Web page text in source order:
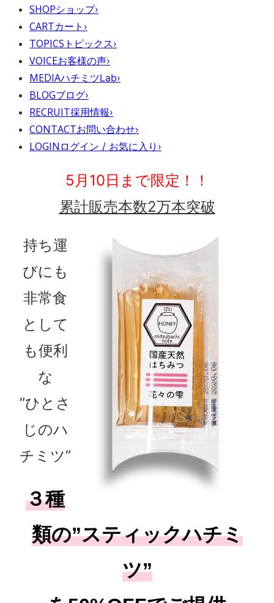
SHOPショップ›
CARTカート ›
TOPICS トピックス›
VOICEお客様の声›
MEDIAハチミツLab›
BLOGブログ›
RECRUIT採用情報›
CONTACTお問い合わせ›
LOGIN ログイン / お気に入り ›
5月10日まで限定！！
累計販売本数2万本突破
持ち運
びにも
非常食
として
も便利
な
”ひとさ
じのハ
チミツ”
３種
類の”スティックハチミ
ツ”